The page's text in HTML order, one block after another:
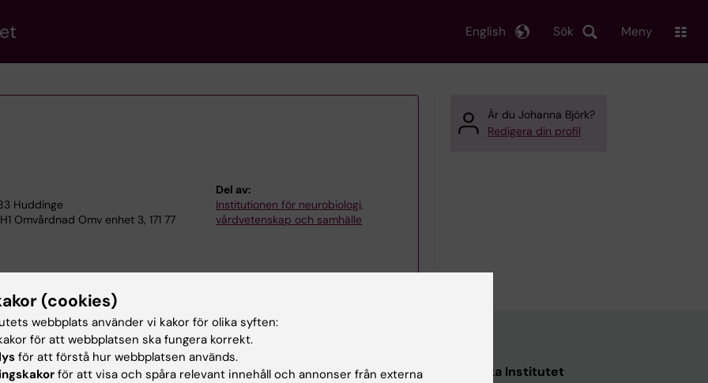
Sök
English Meny
Huddinge
Omvårdnad Omv enhet 3, 171 77
Del av:
Institutionen för neurobiologi,
vårdvetenskap och samhälle
Är du Johanna Björk?
Redigera din profil
Kontakta och besök KI
Karolinska Institutet
(cookies)
webbplats använder vi kakor för olika syften:
för att webbplatsen ska fungera korrekt.
för att förstå hur webbplatsen används.
för att visa och spåra relevant innehåll och annonser från externa